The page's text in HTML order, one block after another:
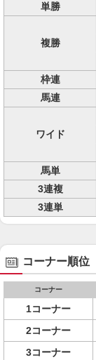
単勝
複勝
枠連
馬連
ワイド
馬単
3連複
3連単
コーナー順位
コーナー
1コーナー
2コーナー
3コーナー